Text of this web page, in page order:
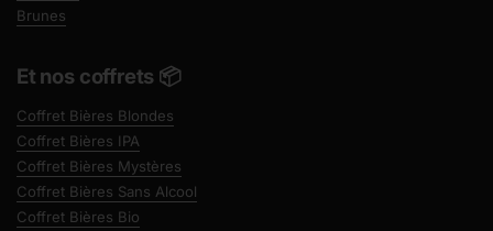
Brunes
Et nos coffrets 📦
Coffret Bières Blondes
Coffret Bières IPA
Coffret Bières Mystères
Coffret Bières Sans Alcool
Coffret Bières Bio